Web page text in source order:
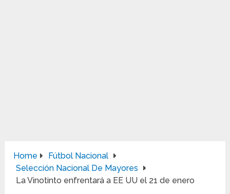
Home
Fútbol Nacional
Selección Nacional De Mayores
La Vinotinto enfrentará a EE UU el 21 de enero